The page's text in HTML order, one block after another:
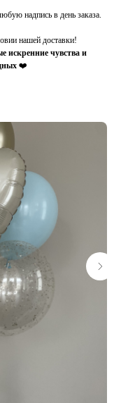
надпись в день заказа.
нашей доставки!
чувства и
❤️